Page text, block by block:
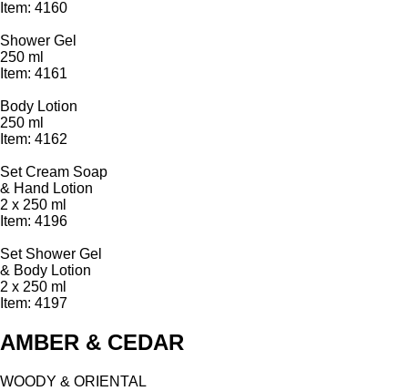
Item: 4160
Shower Gel
250 ml
Item: 4161
Body Lotion
250 ml
Item: 4162
Set Cream Soap
& Hand Lotion
2 x 250 ml
Item: 4196
Set Shower Gel
& Body Lotion
2 x 250 ml
Item: 4197
AMBER & CEDAR
WOODY & ORIENTAL